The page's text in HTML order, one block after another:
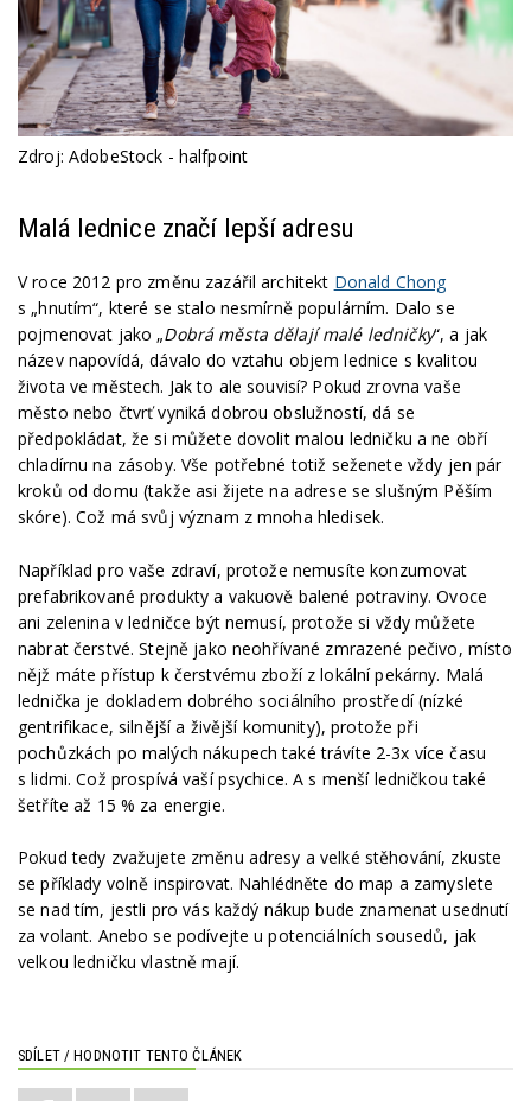
Zdroj: AdobeStock - halfpoint
Malá lednice značí lepší adresu
V roce 2012 pro změnu zazářil architekt Donald Chong
s „hnutím“, které se stalo nesmírně populárním. Dalo se
pojmenovat jako „Dobrá města dělají malé ledničky“, a jak
název napovídá, dávalo do vztahu objem lednice s kvalitou
života ve městech. Jak to ale souvisí? Pokud zrovna vaše
město nebo čtvrť vyniká dobrou obslužností, dá se
předpokládat, že si můžete dovolit malou ledničku a ne obří
chladírnu na zásoby. Vše potřebné totiž seženete vždy jen pár
kroků od domu (takže asi žijete na adrese se slušným Pěším
skóre). Což má svůj význam z mnoha hledisek.
Například pro vaše zdraví, protože nemusíte konzumovat
prefabrikované produkty a vakuově balené potraviny. Ovoce
ani zelenina v ledničce být nemusí, protože si vždy můžete
nabrat čerstvé. Stejně jako neohřívané zmrazené pečivo, místo
nějž máte přístup k čerstvému zboží z lokální pekárny. Malá
lednička je dokladem dobrého sociálního prostředí (nízké
gentrifikace, silnější a živější komunity), protože při
pochůzkách po malých nákupech také trávíte 2-3x více času
s lidmi. Což prospívá vaší psychice. A s menší ledničkou také
šetříte až 15 % za energie.
Pokud tedy zvažujete změnu adresy a velké stěhování, zkuste
se příklady volně inspirovat. Nahlédněte do map a zamyslete
se nad tím, jestli pro vás každý nákup bude znamenat usednutí
za volant. Anebo se podívejte u potenciálních sousedů, jak
velkou ledničku vlastně mají.
SDÍLET / HODNOTIT TENTO ČLÁNEK